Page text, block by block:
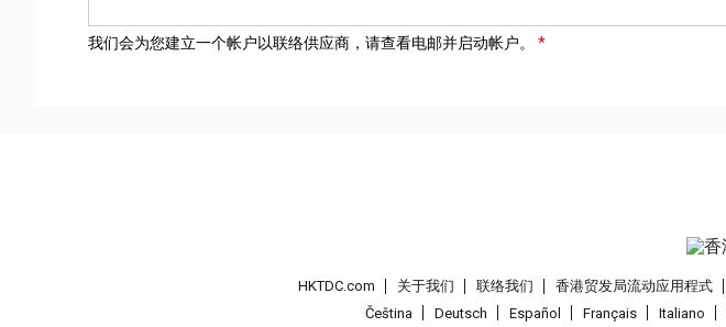
我们会为您建立一个帐户以联络供应商，请查看电邮并启动帐户。
HKTDC.com 关于我们 联络我们 香港贸发局流动应用程式
Čeština
Deutsch Español Français Italiano